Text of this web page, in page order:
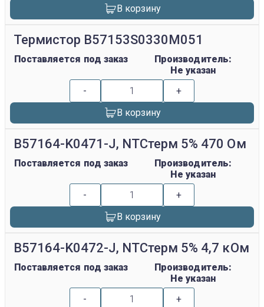
В корзину
Термистор B57153S0330M051
Поставляется под заказ
Производитель:
Не указан
-
+
В корзину
B57164-K0471-J, NTCтерм 5% 470 Ом
Поставляется под заказ
Производитель:
Не указан
-
+
В корзину
B57164-K0472-J, NTCтерм 5% 4,7 кОм
Поставляется под заказ
Производитель:
Не указан
-
+